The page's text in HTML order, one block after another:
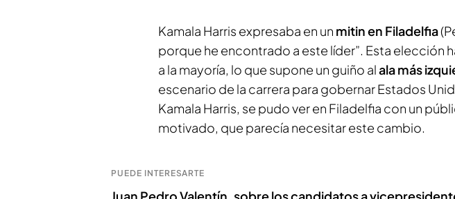
Kamala Harris expresaba en un mitin en Filadelfia
porque he encontrado a este líder”. Esta elección
a la mayoría, lo que supone un guiño alala más
escenario de la carrera para gobernar Estados
Kamala Harris, se pudo ver en Filadelfia con un
motivado, que parecía necesitar este cambio.
PUEDE INTERESARTE